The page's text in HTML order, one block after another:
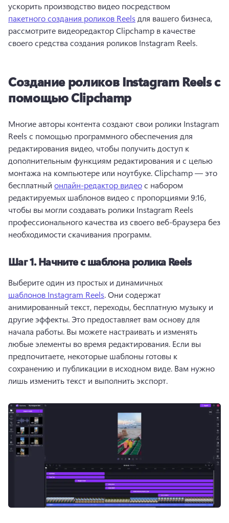
ускорить производство видео посредством
пакетного создания роликов Reels для вашего бизнеса,
рассмотрите видеоредактор Clipchamp в качестве
своего средства создания роликов Instagram Reels.
Создание роликов Instagram Reels с
помощью Clipchamp
Многие авторы контента создают свои ролики Instagram
Reels с помощью программного обеспечения для
редактирования видео, чтобы получить доступ к
дополнительным функциям редактирования и с целью
монтажа на компьютере или ноутбуке. Clipchamp — это
бесплатный онлайн-редактор видео с набором
редактируемых шаблонов видео с пропорциями 9:16,
чтобы вы могли создавать ролики Instagram Reels
профессионального качества из своего веб-браузера без
необходимости скачивания программ.
Шаг 1.Начните с шаблона ролика Reels
Выберите один из простых и динамичных
шаблонов Instagram Reels. Они содержат
анимированный текст, переходы, бесплатную музыку и
другие эффекты. Это предоставляет вам основу для
начала работы. Вы можете настраивать и изменять
любые элементы во время редактирования. Если вы
предпочитаете, некоторые шаблоны готовы к
сохранению и публикации в исходном виде. Вам нужно
лишь изменить текст и выполнить экспорт.